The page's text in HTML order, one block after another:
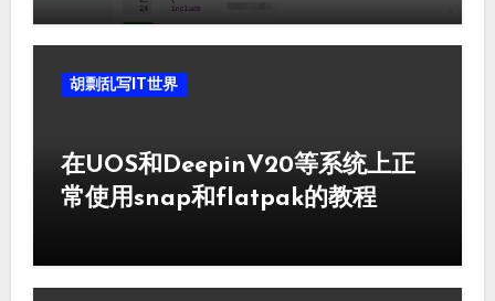
胡剽乱写IT世界
在UOS和DeepinV20等系统上正
常使用snap和flatpak的教程